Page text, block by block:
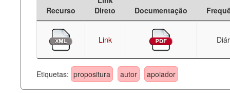
Administração
Legislação
Agenda
Perguntas frequentes
Recurso
Direto
Documentação
Link
Etiquetas: propositura autor apoiador